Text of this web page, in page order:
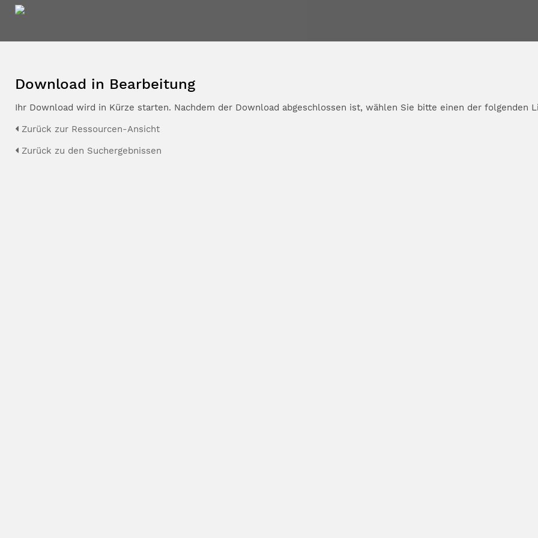
Download in Bearbeitung
Ihr Download wird in Kürze starten. Nachdem der Download abgeschlossen ist, wählen Sie bitte einen der folgenden
Zurück zur Ressourcen-Ansicht
Zurück zu den Suchergebnissen